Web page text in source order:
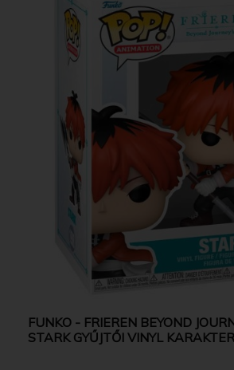
FUNKO - FRIEREN BEYOND
STARK GYŰJTŐI VINYL KARAKTER